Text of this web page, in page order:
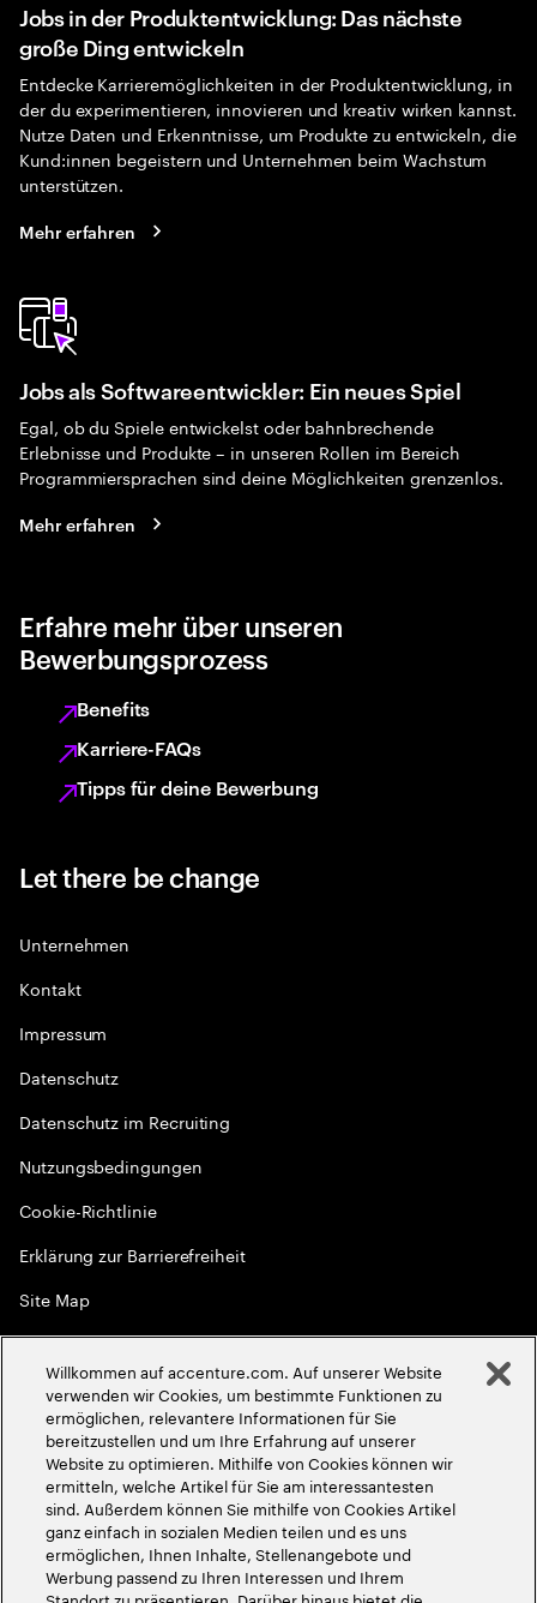
Jobs in der Produktentwicklung: Das nächste
große Ding entwickeln
Entdecke Karrieremöglichkeiten in der Produktentwicklung, in
der du experimentieren, innovieren und kreativ wirken kannst.
Nutze Daten und Erkenntnisse, um Produkte zu entwickeln, die
Kund:innen begeistern und Unternehmen beim Wachstum
unterstützen.
Mehr erfahren
Jobs als Softwareentwickler: Ein neues Spiel
Egal, ob du Spiele entwickelst oder bahnbrechende
Erlebnisse und Produkte – in unseren Rollen im Bereich
Programmiersprachen sind deine Möglichkeiten grenzenlos.
Mehr erfahren
Erfahre mehr über unseren
Bewerbungsprozess
Benefits
Karriere-FAQs
Tipps für deine Bewerbung
Let there be change
Unternehmen
Kontakt
Impressum
Datenschutz
Datenschutz im Recruiting
Nutzungsbedingungen
Cookie-Richtlinie
Erklärung zur Barrierefreiheit
Site Map
Globale Meritokratie
2026Accenture. Alle Rechte vorbehalten
Willkommen auf accenture.com. Auf unserer Website
verwenden wir Cookies, um bestimmte Funktionen zu
ermöglichen, relevantere Informationen für Sie
bereitzustellen und um Ihre Erfahrung auf unserer
Website zu optimieren. Mithilfe von Cookies können wir
ermitteln, welche Artikel für Sie am interessantesten
sind. Außerdem können Sie mithilfe von Cookies Artikel
ganz einfach in sozialen Medien teilen und es uns
ermöglichen, Ihnen Inhalte, Stellenangebote und
Werbung passend zu Ihren Interessen und Ihrem
Standort zu präsentieren. Darüber hinaus bietet die